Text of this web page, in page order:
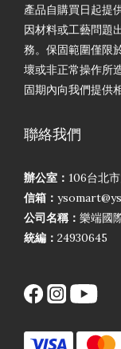
產品自購買日起提
因材料或工藝問題
務。保固範圍僅限
壞或非正常操作所
固期內向我們提供
聯絡我們
辦公室： 106台北
信箱：
公司名稱： 樂端國
統編： 24930645